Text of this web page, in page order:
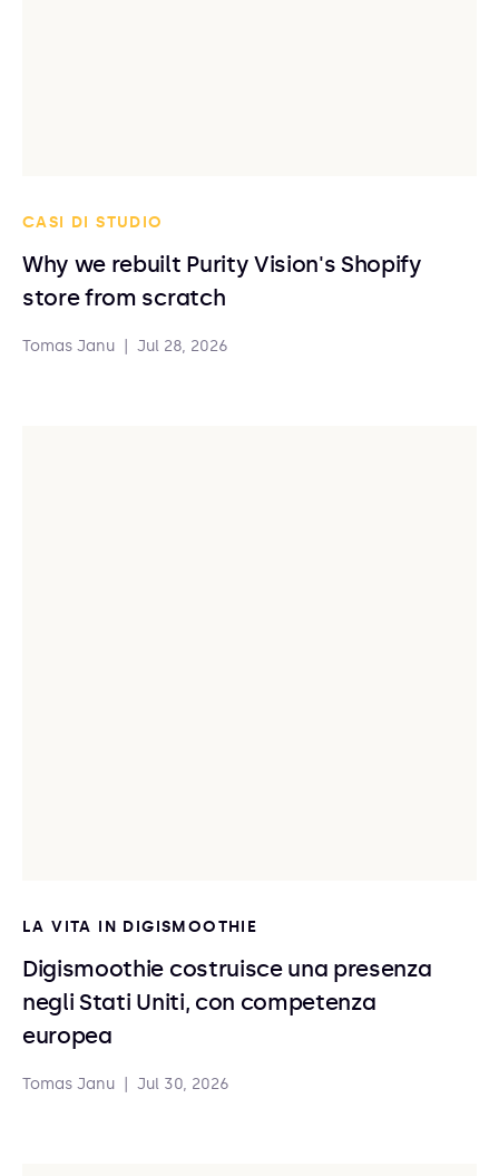
CASI DI STUDIO
Why we rebuilt Purity Vision's Shopify
store from scratch
Tomas Janu Jul 28, 2026
LA VITA IN DIGISMOOTHIE
Digismoothie costruisce una presenza
negli Stati Uniti, con competenza
europea
Tomas Janu Jul 30, 2026